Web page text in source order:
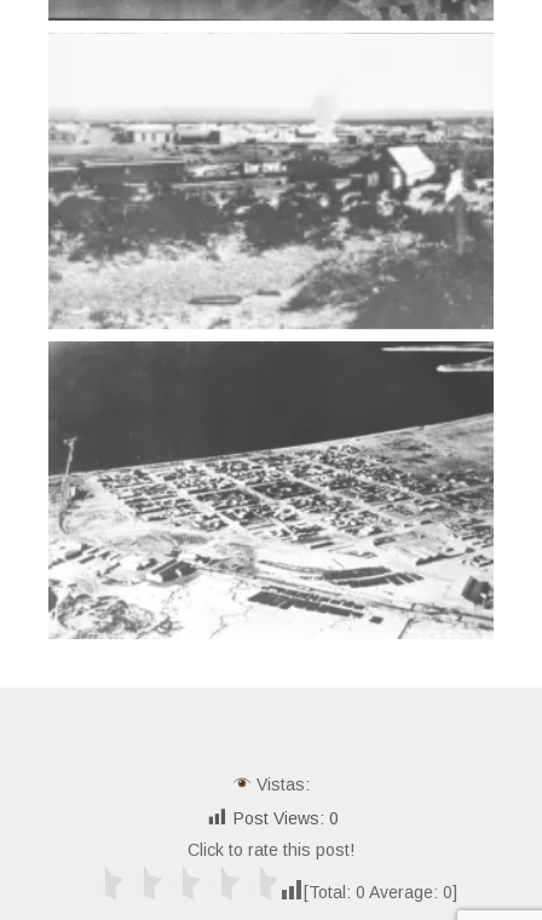
Vistas:
Post Views: 0
Click to rate this post!
[Total: 0 Average: 0]